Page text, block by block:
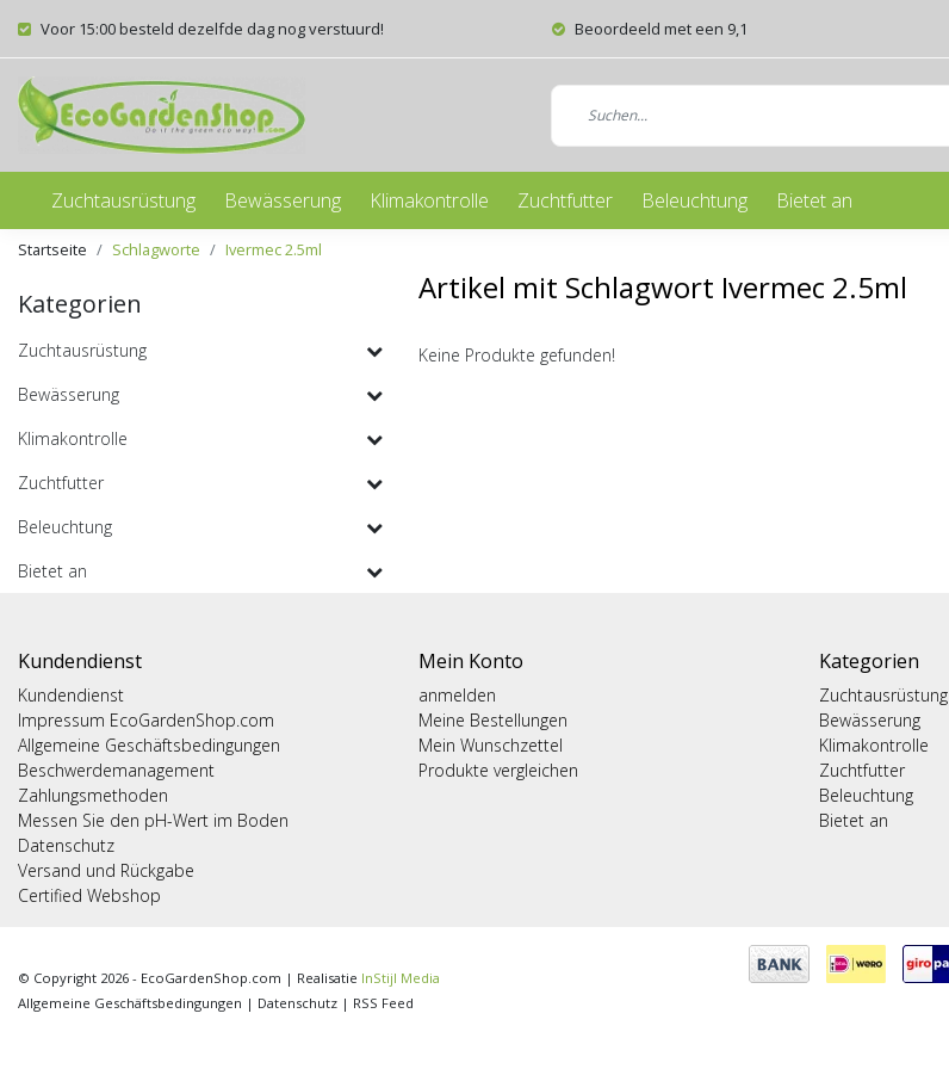
Voor 15:00 besteld dezelfde dag nog verstuurd! Beoordeeld met een 9,1
Zuchtausrüstung Bewässerung Klimakontrolle Zuchtfutter Beleuchtung Bietet an
Startseite Schlagworte Ivermec 2.5ml
Kategorien
Zuchtausrüstung
Bewässerung
Klimakontrolle
Zuchtfutter
Beleuchtung
Bietet an
Artikel mit Schlagwort Ivermec 2.5ml
Keine Produkte gefunden!
Kundendienst
Kundendienst
Impressum EcoGardenShop.com
Allgemeine Geschäftsbedingungen
Beschwerdemanagement
Zahlungsmethoden
Messen Sie den pH-Wert im Boden
Datenschutz
Versand und Rückgabe
Certified Webshop
Mein Konto
anmelden
Meine Bestellungen
Mein Wunschzettel
Produkte vergleichen
Kategorien
Zuchtausrüstung
Bewässerung
Klimakontrolle
Zuchtfutter
Beleuchtung
Bietet an
© Copyright 2026 - EcoGardenShop.com | Realisatie InStijl Media
Allgemeine Geschäftsbedingungen | Datenschutz | RSS Feed